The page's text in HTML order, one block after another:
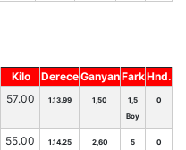
Kilo DereceGanyanFarkHnd.
57.00 1.13.99 1,50
1,5
Boy
0
55.00 1.14.25 2,60 5 0